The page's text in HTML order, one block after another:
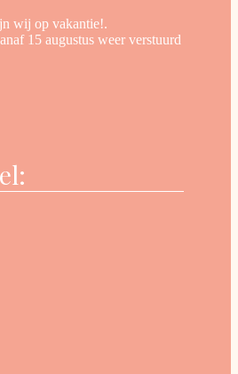
wij op vakantie!.
15 augustus weer verstuurd